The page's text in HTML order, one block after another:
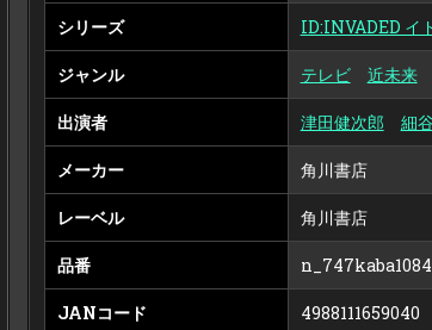
シリーズ ID:INVADED イ
ジャンル テレビ 近未来
出演者 津田健次郎 細
メーカー 角川書店
レーベル 角川書店
品番
JANコード 4988111659040